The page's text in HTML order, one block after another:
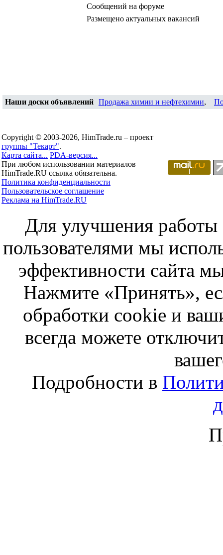
Сообщений на форуме
Размещено актуальных вакансий
Наши доски объявлений Продажа химии и нефтехимии,
Copyright © 2003-2026, HimTrade.ru – проект
группы "Текарт".
Карта сайта... PDA-версия...
При любом использовании материалов
HimTrade.RU ссылка обязательна.
Политика конфиденциальности
Пользовательское соглашение
Реклама на HimTrade.RU
Для улучшения работы
пользователями мы
эффективности сайта
Нажмите «Принять»,
обработки cookie и
всегда можете
Подробности в